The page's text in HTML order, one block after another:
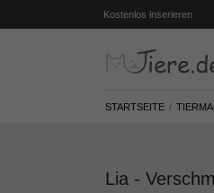
Kostenlos inserieren
STARTSEITE
Lia -